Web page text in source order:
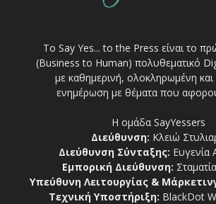
Το Say Yes... to the Press είναι το
(Business to Human) πολυθεματικό
με καθημερινή, ολοκληρωμένη και
ενημέρωση με θέματα που
Η ομάδα SayYessers
Διεύθυνση: Κλειώ
Διεύθυνση Σύνταξης: Ευγενία
Εμπορική Διεύθυνση:
Υπεύθυνη Λειτουργίας &
Τεχνική Υποστήριξη: BlackDot